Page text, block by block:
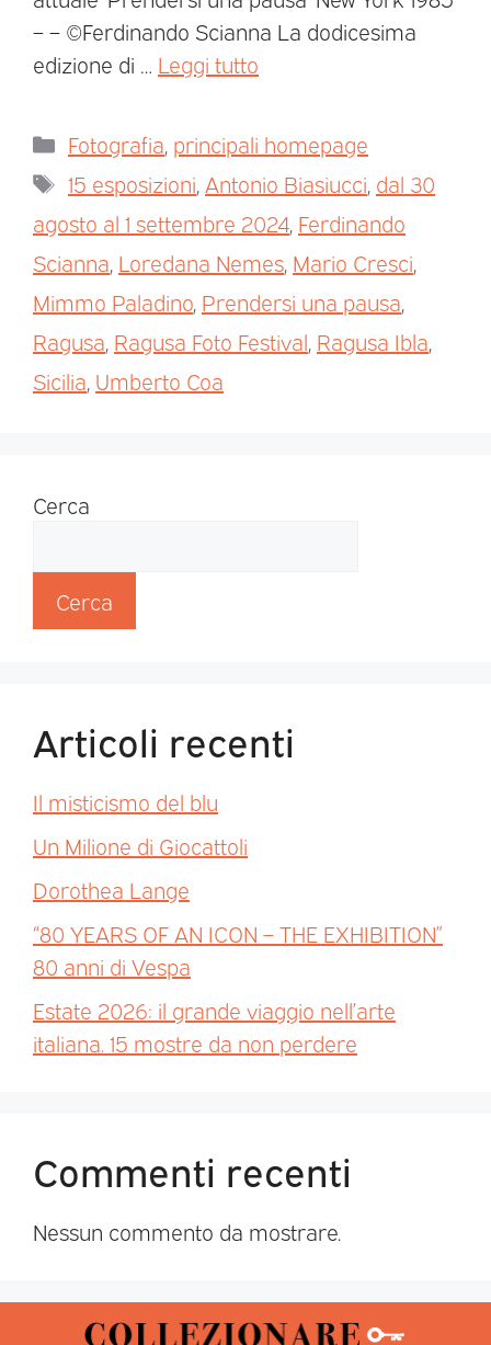
– – ©Ferdinando Scianna La dodicesima
edizione di … Leggi tutto
Fotografia principali homepage
15 esposizioni Antonio Biasiucci dal 30
agosto al 1 settembre 2024 Ferdinando
Scianna Loredana Nemes Mario Cresci
Mimmo Paladino Prendersi una pausa
Ragusa Ragusa Foto Festival Ragusa Ibla
Sicilia Umberto Coa
Cerca
Cerca
Articoli recenti
Il misticismo del blu
Un Milione di Giocattoli
Dorothea Lange
“80 YEARS OF AN ICON – THE EXHIBITION”
80 anni di Vespa
Estate 2026: il grande viaggio nell’arte
italiana. 15 mostre da non perdere
Commenti recenti
Nessun commento da mostrare.